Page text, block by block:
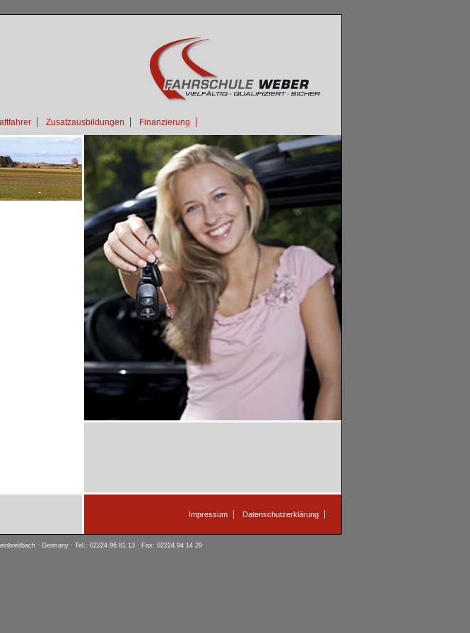
Zusatzausbildungen Finanzierung
Impressum Datenschutzerklärung
· Germany · Tel.: 02224.96 81 13 · Fax: 02224.94 14 29